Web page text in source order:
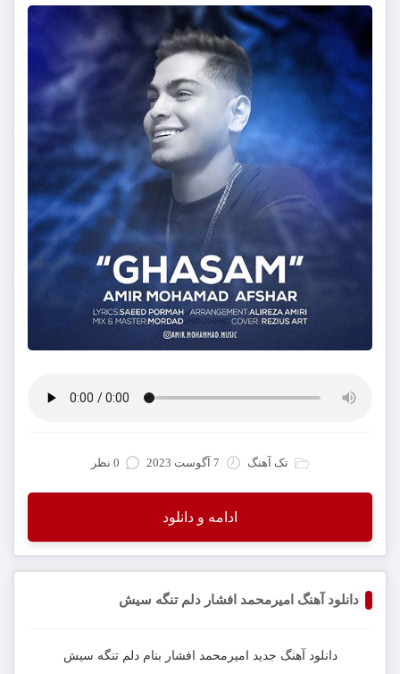
تک آهنگ 7 آگوست 2023 0 نظر
ادامه و دانلود
دانلود آهنگ امیرمحمد افشار دلم تنگه سیش
دانلود آهنگ جدید امیرمحمد افشار بنامدلم تنگه سیش